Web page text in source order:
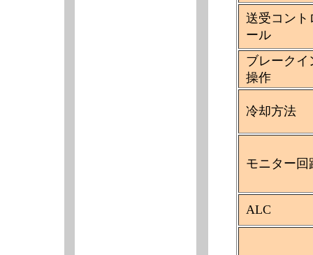
送受コント
ール
ブレークイ
操作
冷却方法
モニター回
ALC